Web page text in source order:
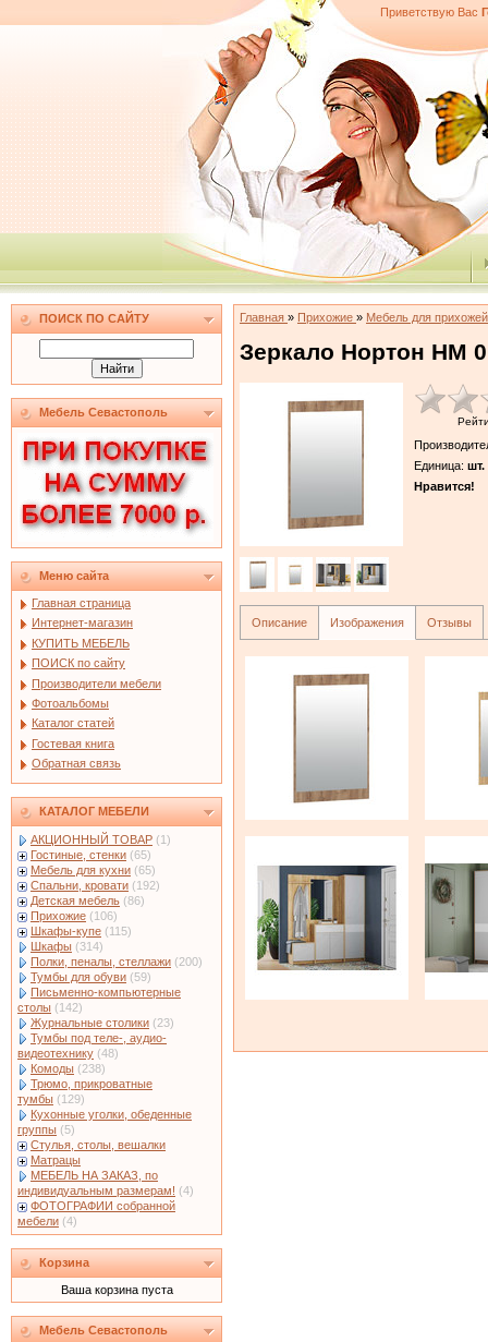
Приветствую Вас
ПОИСК ПО САЙТУ
Мебель Севастополь
Меню сайта
Главная страница
Интернет-магазин
КУПИТЬ МЕБЕЛЬ
ПОИСК по сайту
Производители мебели
Фотоальбомы
Каталог статей
Гостевая книга
Обратная связь
КАТАЛОГ МЕБЕЛИ
АКЦИОННЫЙ ТОВАР (1)
Гостиные, стенки (65)
Мебель для кухни (65)
Спальни, кровати (192)
Детская мебель (86)
Прихожие (106)
Шкафы-купе (115)
Шкафы (314)
Полки, пеналы, стеллажи (200)
Тумбы для обуви (59)
Письменно-компьютерные
столы (142)
Журнальные столики (23)
Тумбы под теле-, аудио-
видеотехнику (48)
Комоды (238)
Трюмо, прикроватные
тумбы (129)
Кухонные уголки, обеденные
группы (5)
Стулья, столы, вешалки
Матрацы
МЕБЕЛЬ НА ЗАКАЗ, по
индивидуальным размерам! (4)
ФОТОГРАФИИ собранной
мебели (4)
Корзина
Ваша корзина пуста
Мебель Севастополь
Главная » Прихожие » Мебель для
Зеркало Нортон НМ
Единица: шт.
Нравится!
Описание Изображения Отзывы